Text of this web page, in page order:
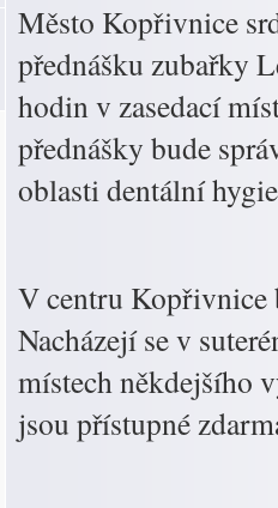
Město Kopřivnice
přednášku zubařky
hodin v zasedací
přednášky bude
oblasti dentální
V centru Kopřivnice
Nacházejí se v
místech někdejšího
jsou přístupné